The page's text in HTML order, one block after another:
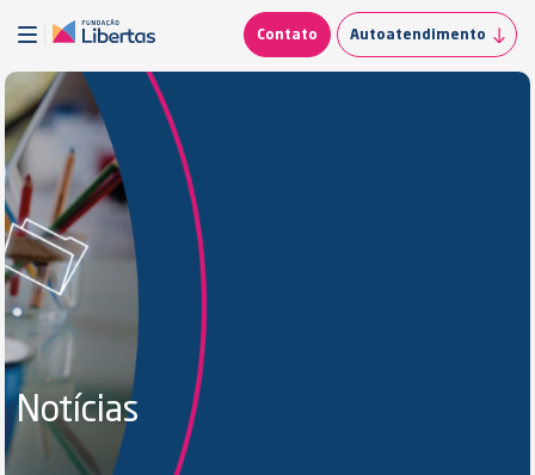
Contato Autoatendimento
Notícias